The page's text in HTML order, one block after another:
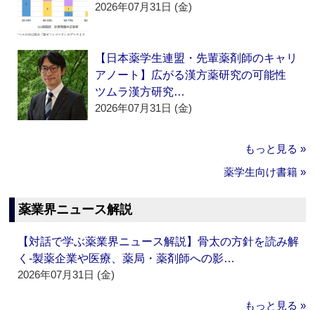
2026年07月31日 (金)
【日本薬学生連盟・先輩薬剤師のキャリ
アノート】広がる漢方薬研究の可能性
ツムラ漢方研究…
2026年07月31日 (金)
もっと見る »
薬学生向け書籍 »
薬業界ニュース解説
【対話で学ぶ薬業界ニュース解説】骨太の方針を読み解
く‐製薬企業や医療、薬局・薬剤師への影…
2026年07月31日 (金)
もっと見る »